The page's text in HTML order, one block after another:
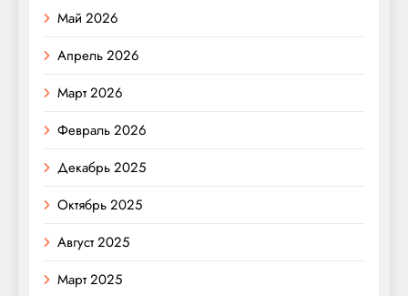
Май 2026
Апрель 2026
Март 2026
Февраль 2026
Декабрь 2025
Октябрь 2025
Август 2025
Март 2025